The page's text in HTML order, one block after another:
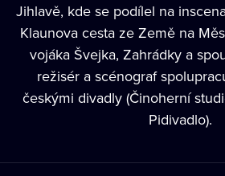
Jihlavě, kde se podílel na
Klaunova cesta ze Země na
vojáka Švejka, Zahrádky a
režisér a scénograf
českými divadly (Činoherní
Pidivadlo).